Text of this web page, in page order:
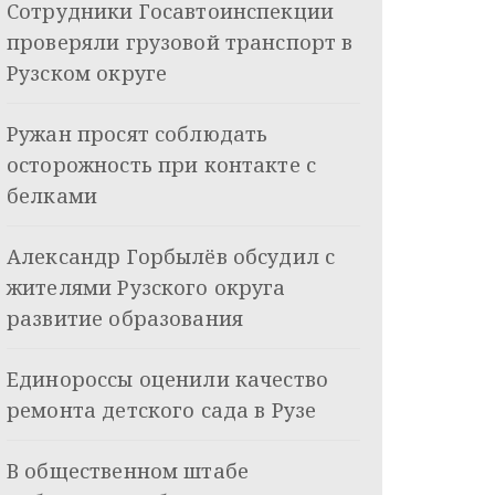
Сотрудники Госавтоинспекции
проверяли грузовой транспорт в
Рузском округе
Ружан просят соблюдать
осторожность при контакте с
белками
Александр Горбылёв обсудил с
жителями Рузского округа
развитие образования
Единороссы оценили качество
ремонта детского сада в Рузе
В общественном штабе